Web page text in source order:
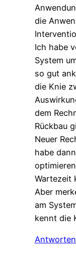
die
Ich habe
System
so gut
die Knie
dem
Rückbau
Neuer
habe
Wartezeit
Aber
am
kennt die
Antworten